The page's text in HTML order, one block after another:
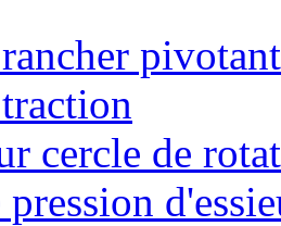
cercle de